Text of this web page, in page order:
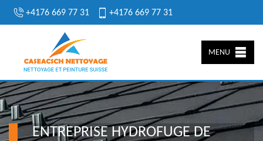
+4176 669 77 31 +4176 669 77 31
MENU
ENTREPRISE HYDROFUGE DE